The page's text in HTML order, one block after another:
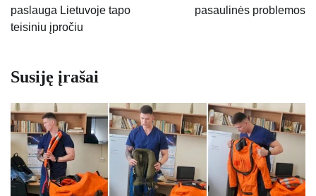
paslauga Lietuvoje tapo
teisiniu įpročiu
pasaulinės problemos
Susiję įrašai